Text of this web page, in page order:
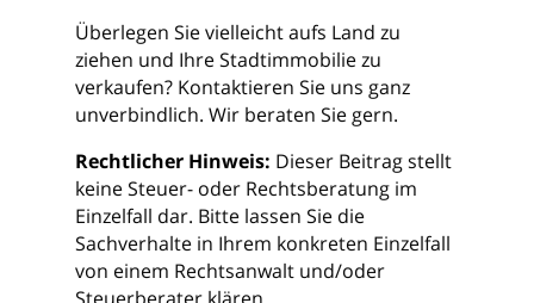
Überlegen Sie vielleicht aufs Land zu
ziehen und Ihre Stadtimmobilie zu
verkaufen? Kontaktieren Sie uns ganz
unverbindlich. Wir beraten Sie gern.
Rechtlicher Hinweis: Dieser Beitrag stellt
keine Steuer- oder Rechtsberatung im
Einzelfall dar. Bitte lassen Sie die
Sachverhalte in Ihrem konkreten Einzelfall
von einem Rechtsanwalt und/oder